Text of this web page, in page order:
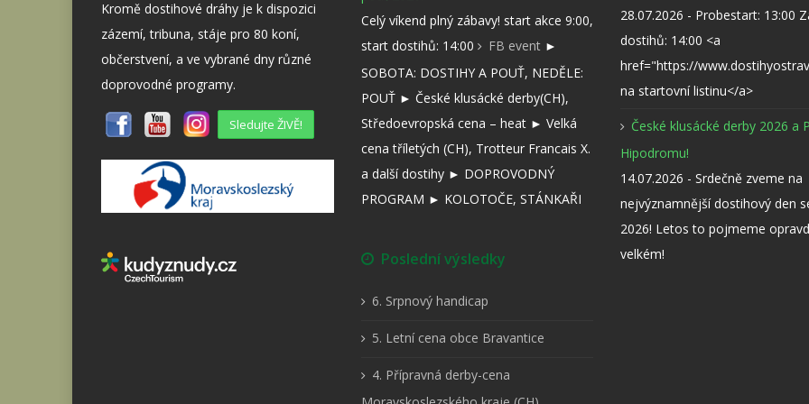
Kromě dostihové dráhy je k dispozici
zázemí, tribuna, stáje pro 80 koní,
občerstvení, a ve vybrané dny různé
doprovodné programy.
Sledujte ŽIVĚ!
Celý víkend plný zábavy! start akce 9:00,
start dostihů: 14:00
FB event►
SOBOTA: DOSTIHY A POUŤ, NEDĚLE:
POUŤ ► České klusácké derby(CH),
Středoevropská cena – heat ► Velká
cena tříletých (CH), Trotteur Francais X.
a další dostihy ► DOPROVODNÝ
PROGRAM ► KOLOTOČE, STÁNKAŘI
Poslední výsledky
6. Srpnový handicap
5. Letní cena obce Bravantice
4. Přípravná derby-cena
28.07.2026 - Probestart: 13:00
dostihů: 14:00 <a
href="https://
na startovní listinu</a>
České klusácké derby 2026 a
Hipodromu!
14.07.2026 - Srdečně zveme na
nejvýznamnější dostihový den
2026! Letos to pojmeme
velkém!